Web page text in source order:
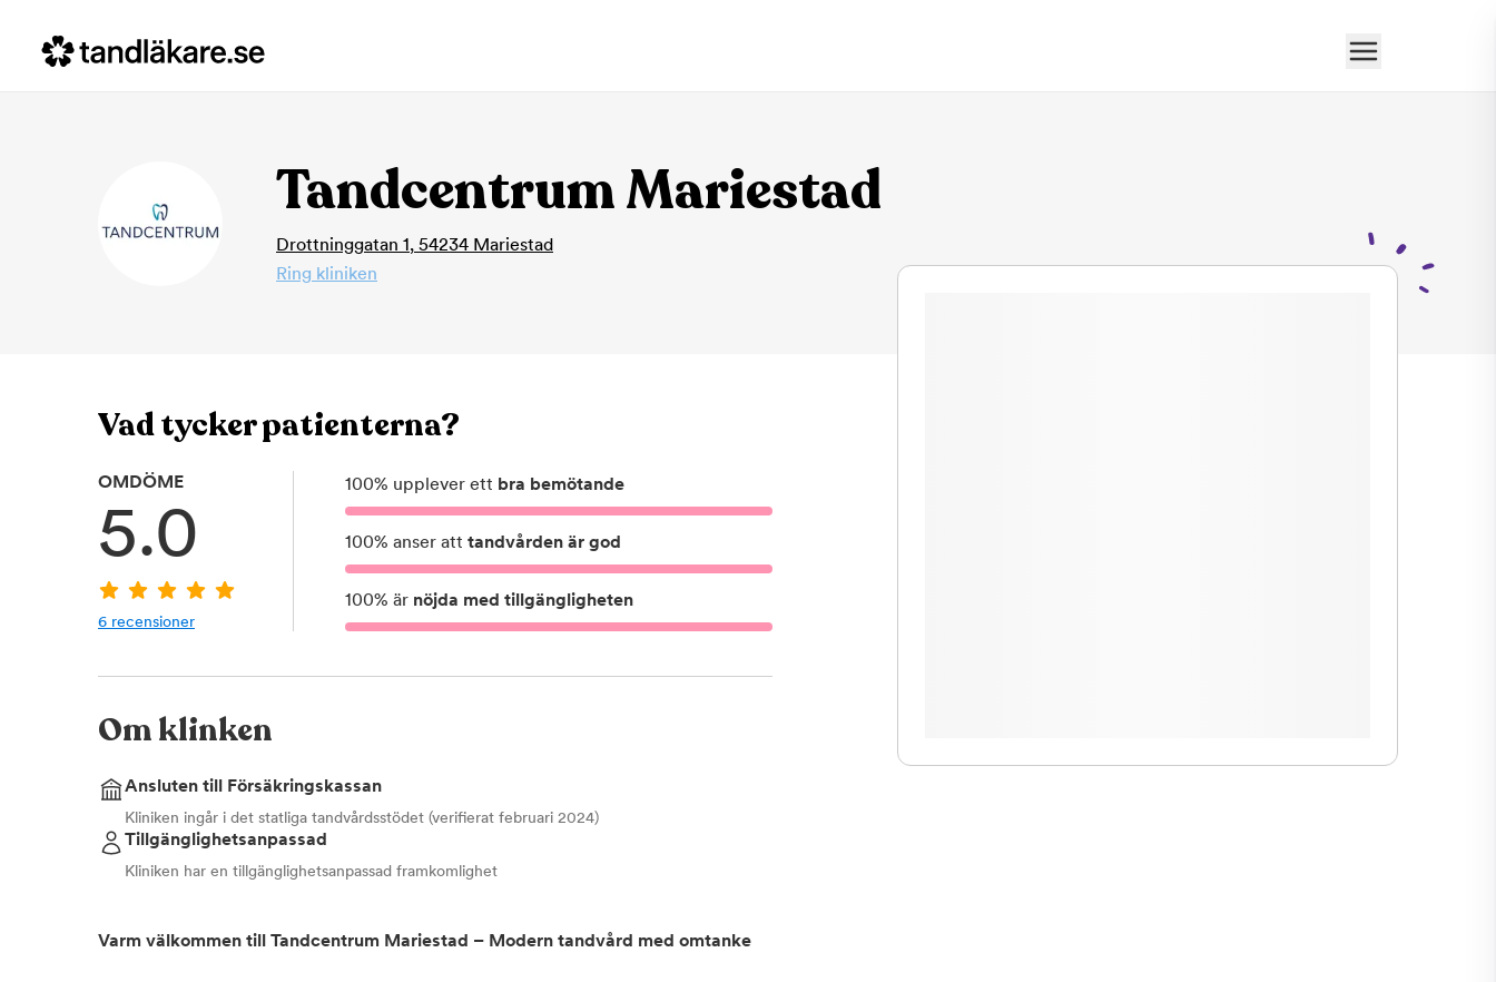
Tandcentrum Mariestad
Drottninggatan 1, 54234 Mariestad
Ring kliniken
Vad tycker patienterna?
OMDÖME
5.0
6 recensioner
100% upplever ett bra bemötande
100% anser att tandvården är god
100% är nöjda med tillgängligheten
Om klinken
Ansluten till Försäkringskassan
Kliniken ingår i det statliga tandvårdsstödet (verifierat februari 2024)
Tillgänglighetsanpassad
Kliniken har en tillgänglighetsanpassad framkomlighet
Varm välkommen till Tandcentrum Mariestad – Modern tandvård med omtanke